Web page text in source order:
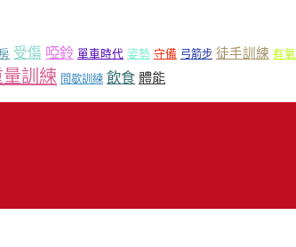
受傷 啞鈴 單車時代 姿勢 守備 弓箭步 徒手訓練 有氧
量訓練 間歇訓練 飲食 體能